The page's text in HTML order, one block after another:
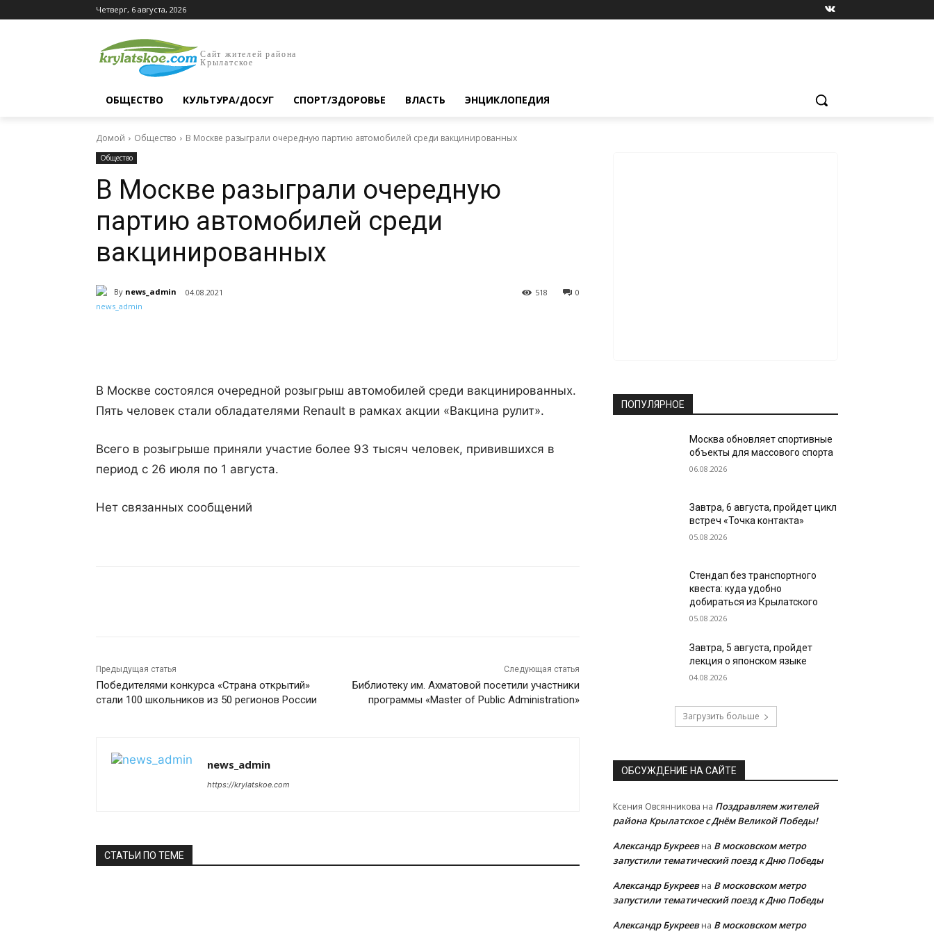
Четверг, 6 августа, 2026
Сайт жителей района
Крылатское
ОБЩЕСТВО КУЛЬТУРА/ДОСУГ СПОРТ/ЗДОРОВЬЕ ВЛАСТЬ ЭНЦИКЛОПЕДИЯ
Домой Общество В Москве разыграли очередную партию автомобилей среди вакцинированных
Общество
В Москве разыграли очередную
партию автомобилей среди
вакцинированных
By news_admin 04.08.2021 0
518
В Москве состоялся очередной розыгрыш автомобилей среди вакцинированных.
Пять человек стали обладателями Renault в рамках акции «Вакцина рулит».
Всего в розыгрыше приняли участие более 93 тысяч человек, привившихся в
период с 26 июля по 1 августа.
Нет связанных сообщений
Предыдущая статья
Победителями конкурса «Страна открытий»
стали 100 школьников из 50 регионов России
Следующая статья
Библиотеку им. Ахматовой посетили участники
программы «Master of Public Administration»
news_admin
https://krylatskoe.com
СТАТЬИ ПО ТЕМЕ
ПОПУЛЯРНОЕ
Москва обновляет спортивные
объекты для массового спорта
06.08.2026
Завтра, 6 августа, пройдет цикл
встреч «Точка контакта»
05.08.2026
Стендап без транспортного
квеста: куда удобно
добираться из Крылатского
05.08.2026
Завтра, 5 августа, пройдет
лекция о японском языке
04.08.2026
Загрузить больше
ОБСУЖДЕНИЕ НА САЙТЕ
Ксения Овсянникова на Поздравляем жителей
района Крылатское с Днём Великой Победы!
Александр Букреевна В московском метро
запустили тематический поезд к Дню Победы
Александр Букреевна В московском метро
запустили тематический поезд к Дню Победы
Александр Букреевна В московском метро